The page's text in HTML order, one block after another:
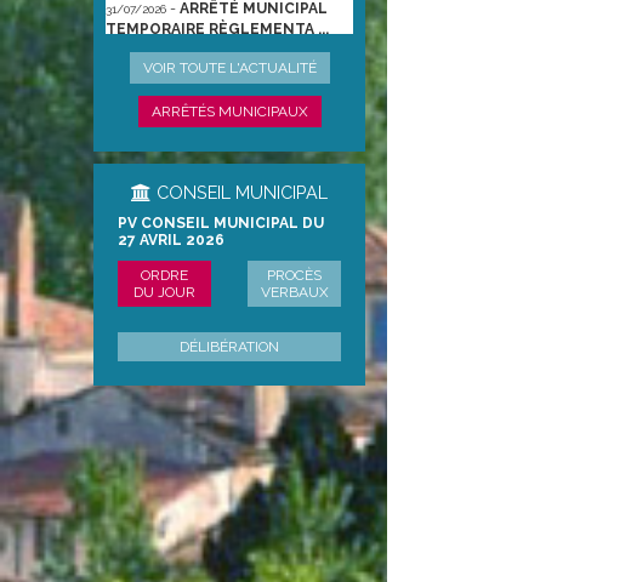
TEMPORAIRE RÈGLEMENTA ...
22/06/2026-ARRÊTÉ
PRÉFECTORAL DU 21/06/2026
VOIR TOUTE L'ACTUALITÉ
ARRÊTÉS MUNICIPAUX
CONSEIL MUNICIPAL
PV CONSEIL MUNICIPAL DU
27 AVRIL 2026
ORDRE
DU JOUR
PROCÈS
VERBAUX
DÉLIBÉRATION